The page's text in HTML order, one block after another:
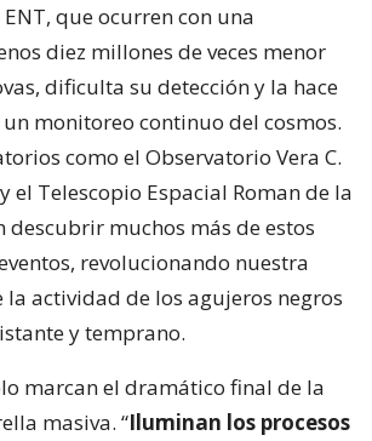
que ocurren con una
diez millones de veces menor
dificulta su detección y la hace
monitoreo continuo del cosmos.
como el Observatorio Vera C.
el Telescopio Espacial Roman de la
descubrir muchos más de estos
revolucionando nuestra
la actividad de los agujeros negros
y temprano.
marcan el dramático final de la
masiva. “Iluminan los procesos